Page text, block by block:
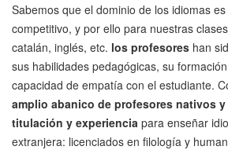
Sabemos que el dominio de los idiomas
competitivo, y por ello para nuestras
catalán, inglés, etc. los profesores han
sus habilidades pedagógicas, su
capacidad de empatía con el estudiante.
amplio abanico de profesores nativos
titulación y experiencia para enseñar
extranjera: licenciados en filología y